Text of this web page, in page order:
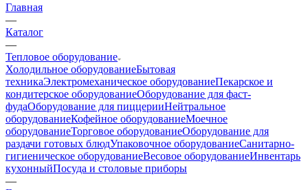
Главная
—
Каталог
—
Тепловое оборудование
Холодильное оборудованиеБытовая
техникаЭлектромеханическое оборудованиеПекарское и
кондитерское оборудованиеОборудование для фаст-
фудаОборудование для пиццерииНейтральное
оборудованиеКофейное оборудованиеМоечное
оборудованиеТорговое оборудованиеОборудование для
раздачи готовых блюдУпаковочное оборудованиеСанитарно-
гигиеническое оборудованиеВесовое оборудованиеИнвентарь
кухонныйПосуда и столовые приборы
—